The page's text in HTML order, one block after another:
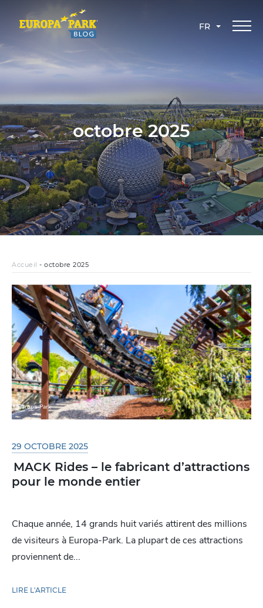
FR
octobre 2025
Accueil - octobre 2025
Europa-Park
29 OCTOBRE 2025
MACK Rides – le fabricant d’attractions
pour le monde entier
Chaque année, 14 grands huit variés attirent des millions
de visiteurs à Europa-Park. La plupart de ces attractions
proviennent de...
LIRE L'ARTICLE